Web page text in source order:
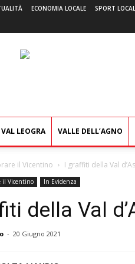
ECONOMIA LOCALE SPORT
VAL LEOGRA VALLE DELL’AGNO
il Vicentino I graffiti della Val
il Vicentino In Evidenza
della Val
- 20 Giugno 2021